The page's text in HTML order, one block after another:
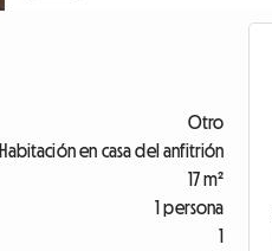
Otro
Habitación en casa del anfitrión
17 m²
1 persona
1